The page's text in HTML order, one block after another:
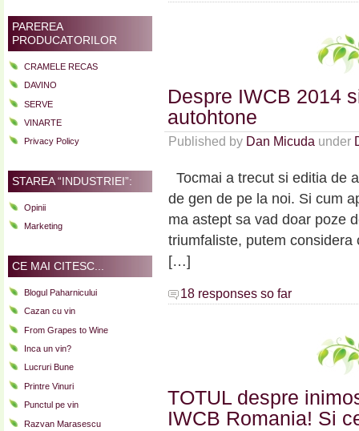
PAREREA
PRODUCATORILOR
CRAMELE RECAS
DAVINO
SERVE
VINARTE
Privacy Policy
STAREA “INDUSTRIEI”:
Opinii
Marketing
CE MAI CITESC...
Blogul Paharnicului
Cazan cu vin
From Grapes to Wine
Inca un vin?
Lucruri Bune
Printre Vinuri
Punctul pe vin
Razvan Marasescu
Despre IWCB 2014
autohtone
Published by Dan Micuda under
Tocmai a trecut si editia de
de gen de pe la noi. Si cum
ma astept sa vad doar poze
triumfaliste, putem
[…]
18 responses so far
TOTUL despre
IWCB Romania! Si